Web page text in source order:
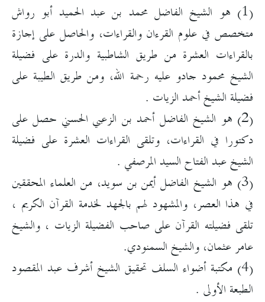
(1) هو الشيخ الفاضل محمد بن عبد الحميد أبو رواش
متخصص في علوم القرءان والقراءات، والحاصل على إجازة
بالقراءات العشرة من طريق الشاطبية والدرة على فضيلة
الشيخ محمود جادو عليه رحمة الله، ومن طريق الطيبة على
فضيلة الشيخ أحمد الزيات .
(2) هو الشيخ الفاضل أحمد بن الزعبي الحسني حصل على
دكتورا في القراءات، وتلقى القراءات العشرة على فضيلة
الشيخ عبد الفتاح السيد المرصفي .
(3) هو الشيخ الفاضل أيمن بن سويد، من العلماء المحققين
في هذا العصر، والمشهود لهم بالجهد لخدمة القرآن الكريم ،
تلقى فضيلته القرآن على صاحب الفضيلة الزيات ، والشيخ
عامر عثمان، والشيخ السمنودي.
(4) مكتبة أضواء السلف تحقيق الشيخ أشرف عبد المقصود
الطبعة الأولى .